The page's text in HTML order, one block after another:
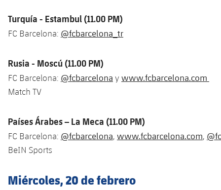
Resultados
Clasificaciones
Fotos
Voleibol femenino
Carnet de las Secciones Amateurs
League of Legends
VALORANT Game Changers
eFootball
Turquía - Estambul (11.00 PM)
FC Barcelona: @fcbarcelona_tr
Rusia - Moscú (11.00 PM)
FC Barcelona: @fcbarcelona y www.fcbarcelona.com
Match TV
Países Árabes – La Meca (11.00 PM)
FC Barcelona: @fcbarcelona, www.fcbarcelona.com,
BeIN Sports
Miércoles, 20 de febrero